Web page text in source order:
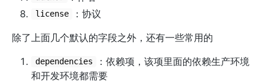
license
：协议
除了上面几个默认的字段之外，还有一些常用的
dependencies
：依赖项，该项里面的依赖生产环境
和开发环境都需要